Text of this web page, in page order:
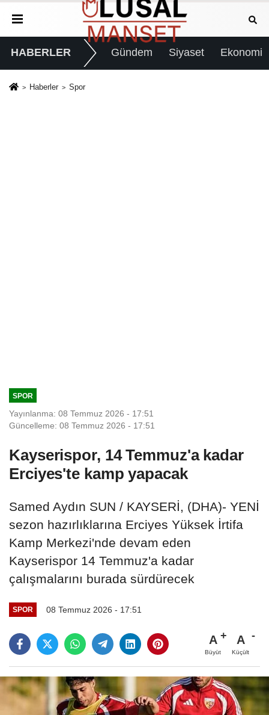
HABERLER Gündem Siyaset Ekonomi
Haberler Spor
SPOR
Yayınlanma: 08 Temmuz 2026 - 17:51
Güncelleme: 08 Temmuz 2026 - 17:51
Kayserispor, 14 Temmuz'a kadar
Erciyes'te kamp yapacak
Samed Aydın SUN / KAYSERİ, (DHA)- YENİ
sezon hazırlıklarına Erciyes Yüksek İrtifa
Kamp Merkezi'nde devam eden
Kayserispor 14 Temmuz'a kadar
çalışmalarını burada sürdürecek
SPOR 08 Temmuz 2026 - 17:51
A
Büyüt
A
Küçült